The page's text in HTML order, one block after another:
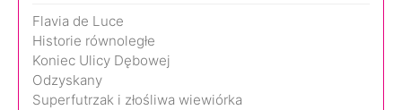
Flavia de Luce
Historie równoległe
Koniec Ulicy Dębowej
Odzyskany
Superfutrzak i złośliwa wiewiórka